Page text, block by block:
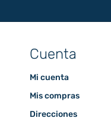
Cuenta
Mi cuenta
Mis compras
Direcciones